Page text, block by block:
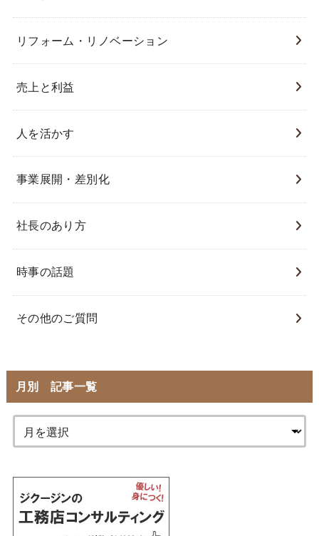
リフォーム・リノベーション
売上と利益
人を活かす
事業展開・差別化
社長のあり方
時事の話題
その他のご質問
月別 記事一覧